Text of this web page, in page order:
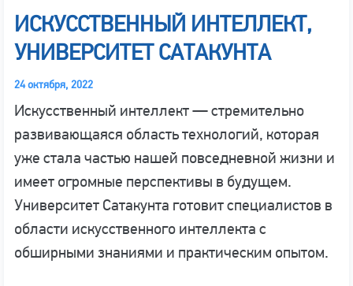
ИСКУССТВЕННЫЙ ИНТЕЛЛЕКТ,
УНИВЕРСИТЕТ САТАКУНТА
24 октября, 2022
Искусственный интеллект — стремительно
развивающаяся область технологий, которая
уже стала частью нашей повседневной жизни и
имеет огромные перспективы в будущем.
Университет Сатакунта готовит специалистов в
области искусственного интеллекта с
обширными знаниями и практическим опытом.